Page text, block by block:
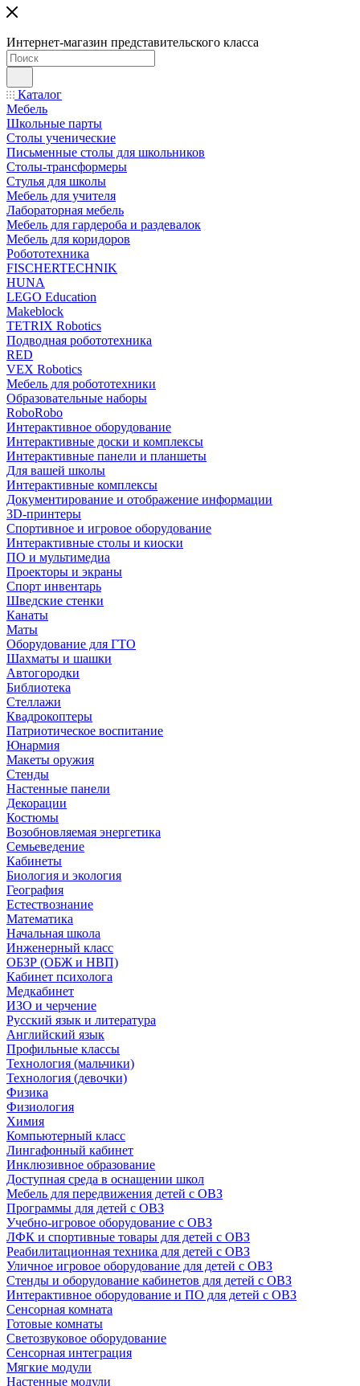
Интернет-магазин представительского класса
Каталог
Мебель
Школьные парты
Столы ученические
Письменные столы для школьников
Столы-трансформеры
Стулья для школы
Мебель для учителя
Лабораторная мебель
Мебель для гардероба и раздевалок
Мебель для коридоров
Робототехника
FISCHERTECHNIK
HUNA
LEGO Education
Makeblock
TETRIX Robotics
Подводная робототехника
RED
VEX Robotics
Мебель для робототехники
Образовательные наборы
RoboRobo
Интерактивное оборудование
Интерактивные доски и комплексы
Интерактивные панели и планшеты
Для вашей школы
Интерактивные комплексы
Документирование и отображение информации
3D-принтеры
Спортивное и игровое оборудование
Интерактивные столы и киоски
ПО и мультимедиа
Проекторы и экраны
Спорт инвентарь
Шведские стенки
Канаты
Маты
Оборудование для ГТО
Шахматы и шашки
Автогородки
Библиотека
Стеллажи
Квадрокоптеры
Патриотическое воспитание
Юнармия
Макеты оружия
Стенды
Настенные панели
Декорации
Костюмы
Возобновляемая энергетика
Семьеведение
Кабинеты
Биология и экология
География
Естествознание
Математика
Начальная школа
Инженерный класс
ОБЗР (ОБЖ и НВП)
Кабинет психолога
Медкабинет
ИЗО и черчение
Русский язык и литература
Английский язык
Профильные классы
Технология (мальчики)
Технология (девочки)
Физика
Физиология
Химия
Компьютерный класс
Лингафонный кабинет
Инклюзивное образование
Доступная среда в оснащении школ
Мебель для передвижения детей с ОВЗ
Программы для детей с ОВЗ
Учебно-игровое оборудование с ОВЗ
ЛФК и спортивные товары для детей с ОВЗ
Реабилитационная техника для детей с ОВЗ
Уличное игровое оборудование для детей с ОВЗ
Стенды и оборудование кабинетов для детей с ОВЗ
Интерактивное оборудование и ПО для детей с ОВЗ
Сенсорная комната
Готовые комнаты
Светозвуковое оборудование
Сенсорная интеграция
Мягкие модули
Настенные модули